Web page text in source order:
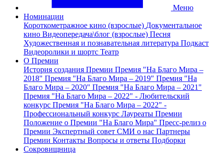
Меню
Номинации
Короткометражное кино (взрослые) Документальное
кино Видеопередача\блог (взрослые) Песня
Художественная и познавательная литература Подкаст
Видеоролики и шортс Театр
О Премии
История создания Премии Премия "На Благо Мира –
2018" Премия "На Благо Мира – 2019" Премия "На
Благо Мира – 2020" Премия "На Благо Мира – 2021"
Премия "На Благо Мира – 2022" - Любительский
конкурс Премия "На Благо Мира – 2022" -
Профессиональный конкурс Лауреаты Премии
Положение о Премии "На Благо Мира" Пресс-релиз о
Премии Экспертный совет СМИ о нас Партнеры
Премии Контакты Вопросы и ответы Подборки
Сокровищница